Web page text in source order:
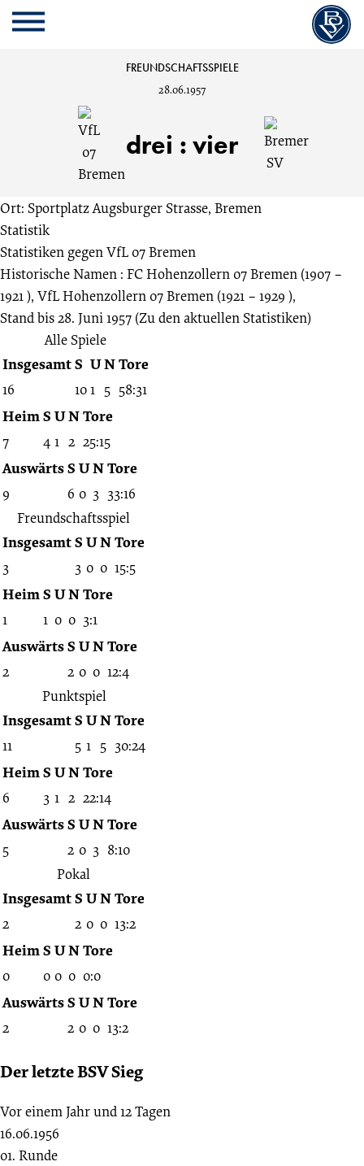
Cookie
Einstellungen
Zum
Inhalt
Cookie
Einstellungen
Kopfbereich
MENU
Bremen
vs.
Bremer
SV
3:4
28.06.1957
-
1956/1957
(Freundschaftsspiele)
FREUNDSCHAFTSSPIELE
28.06.1957
drei : vier
Ort: Sportplatz Augsburger Strasse, Bremen
Statistik
Statistiken gegenVfL 07 Bremen
Historische Namen : FC Hohenzollern 07 Bremen (1907 –
1921 ), VfL Hohenzollern 07 Bremen (1921 – 1929 ),
Stand bis 28. Juni 1957 (Zu den aktuellen Statistiken)
Alle Spiele
InsgesamtS UNTore
16 101 5 58:31
HeimS UNTore
7 4 1 2 25:15
AuswärtsS UNTore
9 6 0 3 33:16
Freundschaftsspiel
InsgesamtS UNTore
3 3 0 0 15:5
HeimS UNTore
1 1 0 0 3:1
AuswärtsS UNTore
2 2 0 0 12:4
Punktspiel
InsgesamtS UNTore
11 5 1 5 30:24
HeimS UNTore
6 3 1 2 22:14
AuswärtsS UNTore
5 2 0 3 8:10
Pokal
InsgesamtS UNTore
2 2 0 0 13:2
HeimS UNTore
0 0 0 0 0:0
AuswärtsS UNTore
2 2 0 0 13:2
Der letzte BSV Sieg
Vor einem Jahr und 12 Tagen
16.06.1956
01. Runde